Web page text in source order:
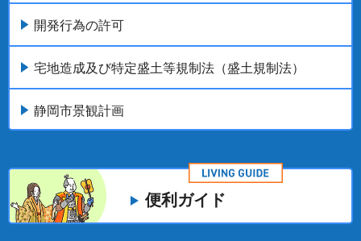
開発行為の許可
宅地造成及び特定盛土等規制法（盛土規制法）
静岡市景観計画
便利ガイド